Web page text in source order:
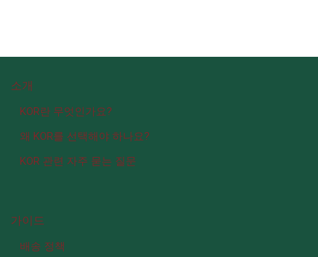
소개
KOR란 무엇인가요?
왜 KOR를 선택해야 하나요?
KOR 관련 자주 묻는 질문
가이드
배송 정책